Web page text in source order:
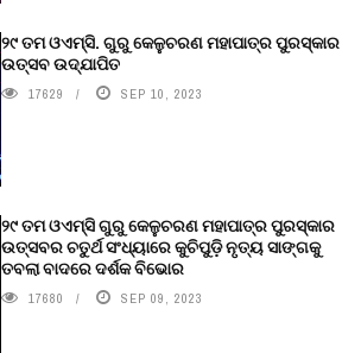
୨୯ ତମ ଓଏମ୍‌ସି. ଗୁରୁ କେଳୁଚରଣ ମହାପାତ୍ର ପୁରସ୍କାର
ଉତ୍ସବ ଉଦ୍‍ଯାପିତ
17629 SEP 10, 2023
୨୯ ତମ ଓଏମ୍‌ସି ଗୁରୁ କେଳୁଚରଣ ମହାପାତ୍ର ପୁରସ୍କାର
ଉତ୍ସବର ଚତୁର୍ଥ ସଂଧ୍ୟାରେ କୁଚିପୁଡ଼ି ନୃତ୍ୟ ସାଙ୍ଗକୁ
ତବଲା ବାଦରେ ଦର୍ଶକ ବିଭୋର
17680 SEP 09, 2023